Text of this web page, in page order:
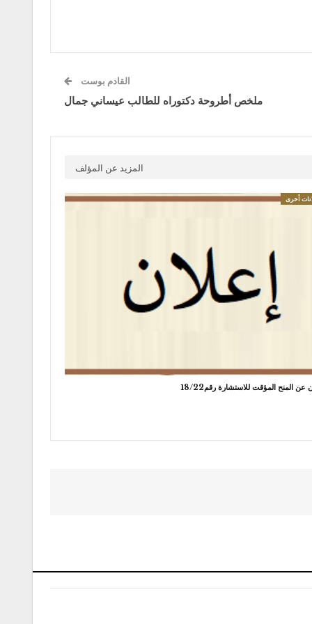
القادم بوست
ملخص أطروحة دكتوراه للطالب عيساني جمال
المزيد عن المؤلف
أخرى
عن المنح المؤقت للاستشارة رقم18/22